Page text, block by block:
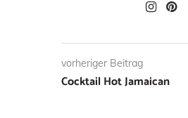
vorheriger Beitrag
Cocktail Hot Jamaican